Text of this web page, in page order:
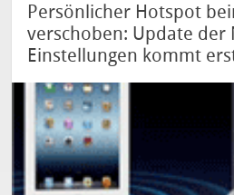
Persönlicher Hotspot
verschoben: Update der
Einstellungen kommt